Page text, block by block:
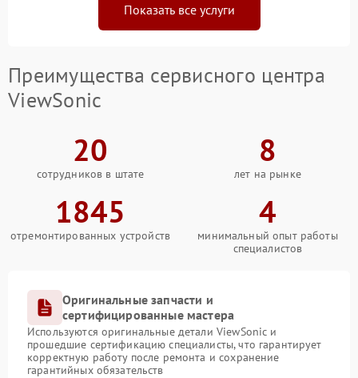
Показать все услуги
Преимущества сервисного центра
ViewSonic
20
сотрудников в штате
8
лет на рынке
1845
отремонтированных устройств
4
минимальный опыт работы
специалистов
Оригинальные запчасти и
сертифицированные мастера
Используются оригинальные детали ViewSonic и
прошедшие сертификацию специалисты, что гарантирует
корректную работу после ремонта и сохранение
гарантийных обязательств